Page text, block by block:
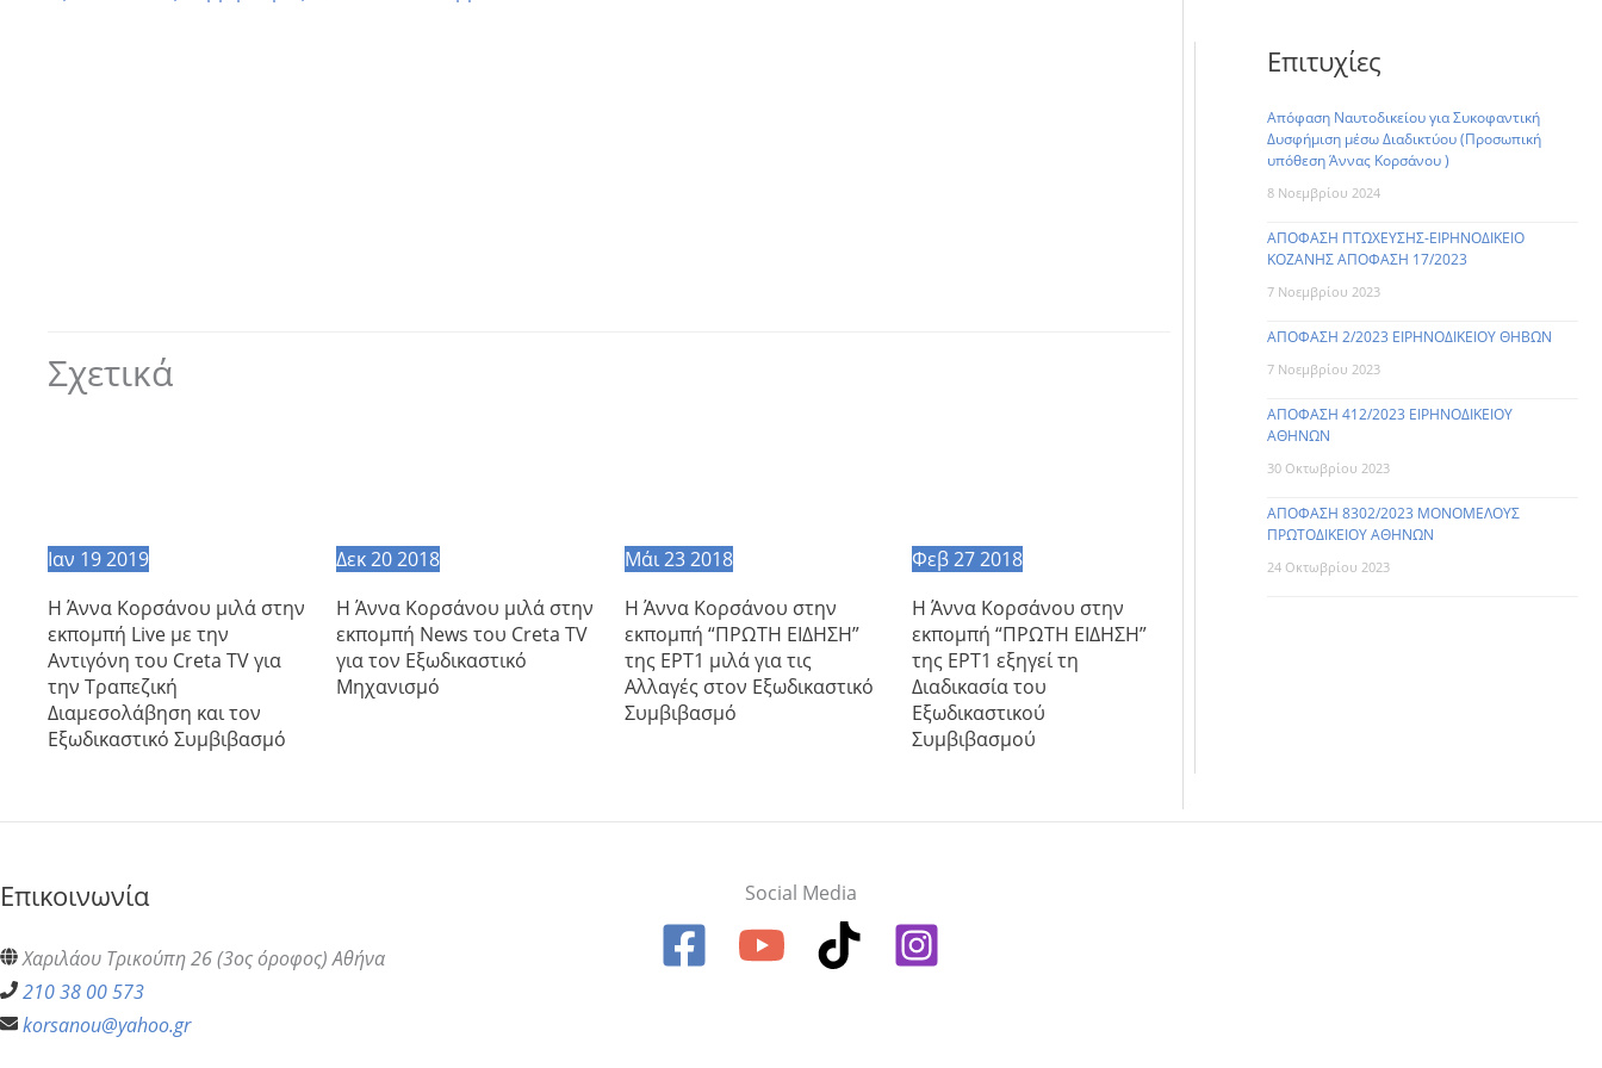
Σχετικά
Ιαν 192019
Η Άννα Κορσάνου μιλά στην
εκπομπή Live με την
Αντιγόνη του Creta TV για
την Τραπεζική
Διαμεσολάβηση και τον
Εξωδικαστικό Συμβιβασμό
Δεκ202018
Η Άννα Κορσάνου μιλά στην
εκπομπή News του Creta TV
για τον Εξωδικαστικό
Μηχανισμό
Μάι 23 2018
Η Άννα Κορσάνου στην
εκπομπή “ΠΡΩΤΗ ΕΙΔΗΣΗ”
της ΕΡΤ1 μιλά για τις
Αλλαγές στον Εξωδικαστικό
Συμβιβασμό
Φεβ272018
Η Άννα Κορσάνου στην
εκπομπή “ΠΡΩΤΗ ΕΙΔΗΣΗ”
της ΕΡΤ1 εξηγεί τη
Διαδικασία του
Εξωδικαστικού
Συμβιβασμού
Επιτυχίες
Απόφαση Ναυτοδικείου για Συκοφαντική
Δυσφήμιση μέσω Διαδικτύου (Προσωπική
υπόθεση Άννας Κορσάνου )
8 Νοεμβρίου 2024
ΑΠΟΦΑΣΗ ΠΤΩΧΕΥΣΗΣ-ΕΙΡΗΝΟΔΙΚΕΙΟ
ΚΟΖΑΝΗΣ ΑΠΟΦΑΣΗ 17/2023
7 Νοεμβρίου 2023
ΑΠΟΦΑΣΗ 2/2023 ΕΙΡΗΝΟΔΙΚΕΙΟΥ ΘΗΒΩΝ
7 Νοεμβρίου 2023
ΑΠΟΦΑΣΗ 412/2023 ΕΙΡΗΝΟΔΙΚΕΙΟΥ
ΑΘΗΝΩΝ
30 Οκτωβρίου 2023
ΑΠΟΦΑΣΗ 8302/2023 ΜΟΝΟΜΕΛΟΥΣ
ΠΡΩΤΟΔΙΚΕΙΟΥ ΑΘΗΝΩΝ
24 Οκτωβρίου 2023
Επικοινωνία
Χαριλάου Τρικούπη 26 (3ος όροφος) Αθήνα
210 38 00 573
korsanou@yahoo.gr
Social Media